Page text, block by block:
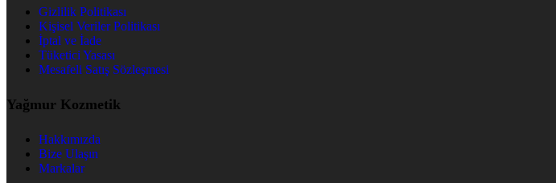
Gizlilik Politikası
Kişisel Veriler Politikası
İptal ve İade
Tüketici Yasası
Mesafeli Satış Sözleşmesi
Yağmur Kozmetik
Hakkımızda
Bize Ulaşın
Markalar